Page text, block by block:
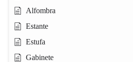
Alfombra
Estante
Estufa
Gabinete